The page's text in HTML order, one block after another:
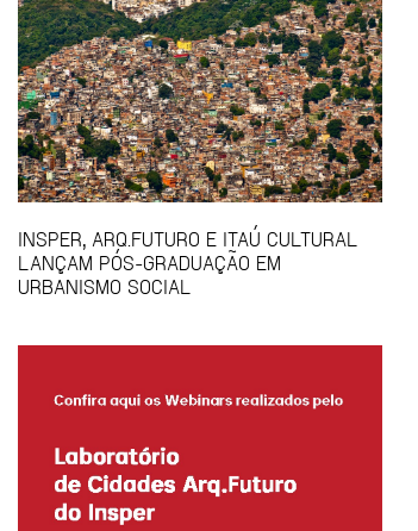
INSPER, ARQ.FUTURO E ITAÚ CULTURAL
LANÇAM PÓS-GRADUAÇÃO EM
URBANISMO SOCIAL